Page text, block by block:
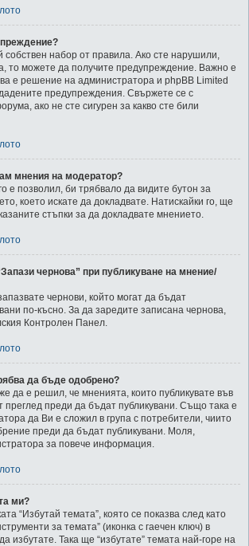
собствен набор от правила. Ако сте нарушили,
то можете да получите предупреждение. Важно е
е решение на администратора и phpBB Limited
предупреждения. Свържете се с
ако не сте сигурен за какво сте били
мнения на модератор?
е позволил, би трябвало да видите бутон за
което искате да докладвате. Натискайки го, ще
стъпки за да докладвате мнението.
чернова” при публикуване на мнение/
чернови, който могат да бъдат
по-късно. За да заредите записана чернова,
Контролен Панел.
да бъде одобрено?
да е решил, че мненията, които публикувате във
преди да бъдат публикувани. Също така е
да Ви е сложил в група с потребители, чиито
преди да бъдат публикувани. Моля,
за повече информация.
ми?
“Избутай темата”, която се показва след като
за темата” (иконка с гаечен ключ) в
избутате. Така ще “избутате” темата най-горе на